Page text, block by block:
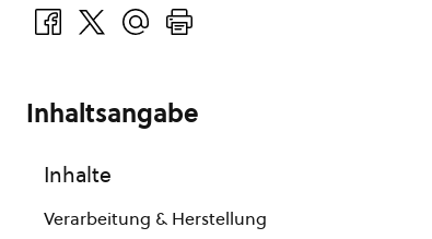
Inhaltsangabe
Inhalte
Verarbeitung & Herstellung